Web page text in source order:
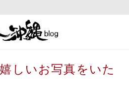
しいお写真をいた